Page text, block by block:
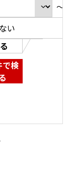
～
で検